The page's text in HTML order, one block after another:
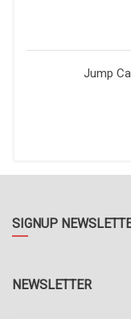
Jump
SIGNUP
NEWSLETTER